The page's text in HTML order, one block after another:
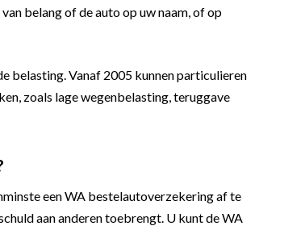
belang of de auto op uw naam, of op
belasting. Vanaf 2005 kunnen particulieren
zoals lage wegenbelasting, teruggave
een WA bestelautoverzekering af te
aan anderen toebrengt. U kunt de WA